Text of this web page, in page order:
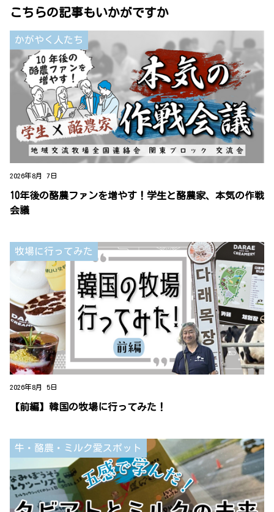
こちらの記事もいかがですか
かがやく人たち
2026年8月 7日
10年後の酪農ファンを増やす！学生と酪農家、本気の作戦
会議
牧場に行ってみた
2026年8月 5日
【前編】韓国の牧場に行ってみた！
牛・酪農・ミルク愛スポット